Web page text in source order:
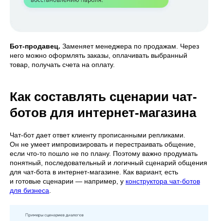
Бот-продавец. Заменяет менеджера по продажам. Через
него можно оформлять заказы, оплачивать выбранный
товар, получать счета на оплату.
Как составлять сценарии чат-
ботов для интернет-магазина
Чат-бот дает ответ клиенту прописанными репликами.
Он не умеет импровизировать и перестраивать общение,
если что-то пошло не по плану. Поэтому важно продумать
понятный, последовательный и логичный сценарий общения
для чат-бота в интернет-магазине. Как вариант, есть
и готовые сценарии — например, у конструктора чат-ботов
для бизнеса